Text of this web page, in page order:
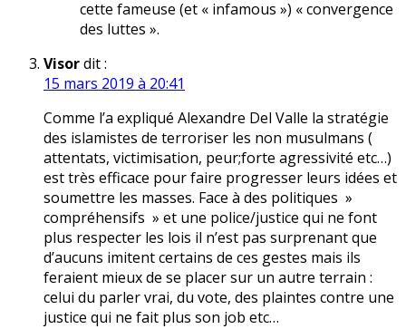
cette fameuse (et « infamous ») « convergence
des luttes ».
Visordit :
15 mars 2019 à 20:41
Comme l’a expliqué Alexandre Del Valle la stratégie
des islamistes de terroriser les non musulmans (
attentats, victimisation, peur;forte agressivité etc…)
est très efficace pour faire progresser leurs idées et
soumettre les masses. Face à des politiques »
compréhensifs » et une police/justice qui ne font
plus respecter les lois il n’est pas surprenant que
d’aucuns imitent certains de ces gestes mais ils
feraient mieux de se placer sur un autre terrain :
celui du parler vrai, du vote, des plaintes contre une
justice qui ne fait plus son job etc…